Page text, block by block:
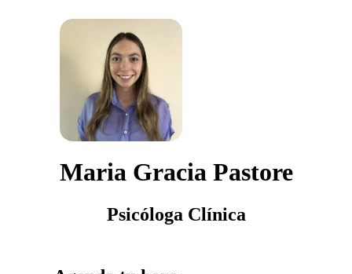
Maria Gracia Pastore
Psicóloga Clínica